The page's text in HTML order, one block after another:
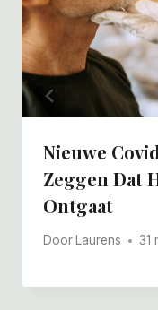
Nieuwe
Zeggen Dat
Ontgaat
Door Laurens 31